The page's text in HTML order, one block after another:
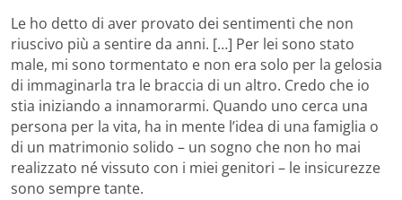
Le ho detto di aver provato dei sentimenti che non
riuscivo più a sentire da anni. […] Per lei sono stato
male, mi sono tormentato e non era solo per la gelosia
di immaginarla tra le braccia di un altro. Credo che io
stia iniziando a innamorarmi. Quando uno cerca una
persona per la vita, ha in mente l’idea di una famiglia o
di un matrimonio solido – un sogno che non ho mai
realizzato né vissuto con i miei genitori – le insicurezze
sono sempre tante.